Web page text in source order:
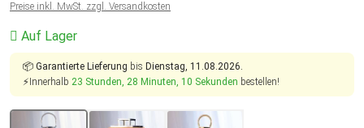
Preise inkl. MwSt. zzgl. Versandkosten
Auf Lager
📦 Garantierte Lieferung bis Dienstag, 11.08.2026.
⚡Innerhalb 23 Stunden, 28 Minuten, 10 Sekunden bestellen!